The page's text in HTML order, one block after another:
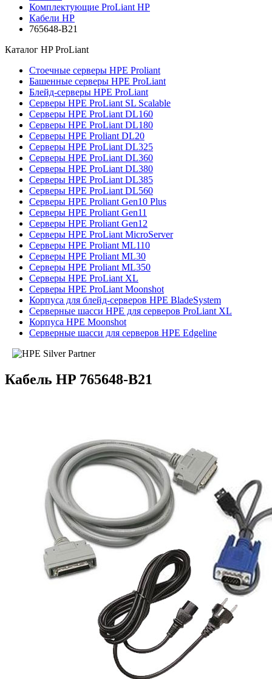
Комплектующие ProLiant HP
Кабели HP
765648-B21
Каталог HP ProLiant
Стоечные серверы HPE Proliant
Башенные серверы HPE ProLiant
Блейд-серверы HPE ProLiant
Серверы HPE ProLiant SL Scalable
Серверы HPE ProLiant DL160
Серверы HPE ProLiant DL180
Серверы HPE Proliant DL20
Серверы HPE ProLiant DL325
Серверы HPE ProLiant DL360
Серверы HPE ProLiant DL380
Серверы HPE ProLiant DL385
Серверы HPE ProLiant DL560
Серверы HPE Proliant Gen10 Plus
Серверы HPE Proliant Gen11
Серверы HPE Proliant Gen12
Серверы HPE ProLiant MicroServer
Серверы HPE Proliant ML110
Серверы HPE Proliant ML30
Серверы HPE Proliant ML350
Серверы HPE ProLiant XL
Серверы HPE ProLiant Moonshot
Корпуса для блейд-серверов HPE BladeSystem
Серверные шасси HPE для серверов ProLiant XL
Корпуса HPE Moonshot
Серверные шасси для серверов HPE Edgeline
Кабель HP 765648-B21